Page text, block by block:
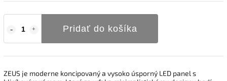
Pridať do košíka
ZEUS je moderne koncipovaný a vysoko úsporný LED panel s